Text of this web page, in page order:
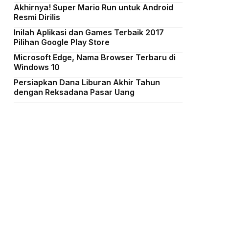
Akhirnya! Super Mario Run untuk Android
Resmi Dirilis
Inilah Aplikasi dan Games Terbaik 2017
Pilihan Google Play Store
Microsoft Edge, Nama Browser Terbaru di
Windows 10
Persiapkan Dana Liburan Akhir Tahun
dengan Reksadana Pasar Uang